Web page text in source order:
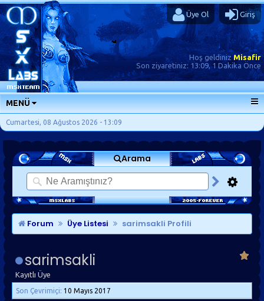
Üye Ol Giriş
Hoş geldinizMisafir
Son ziyaretiniz: 13:09, 1 Dakika Önce
MENÜ
ANA SAYFA
FORUMLAR
SORU-CEVAP
GÜNLÜKLER
SON MESAJLAR
KISAYOLLAR
Cumartesi, 08 Ağustos 2026 - 13:09
Arama
Forum Üye Listesi sarimsakli Profili
sarimsakli
Kayıtlı Üye
Son Çevrimiçi: 10 Mayıs 2017